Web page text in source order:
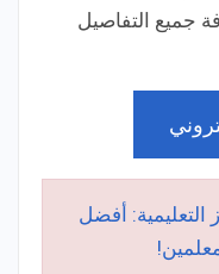
جميع التفاصيل
التعليمية: أفضل